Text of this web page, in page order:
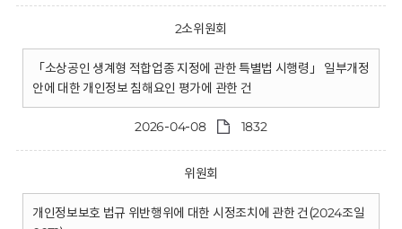
2소위원회
「소상공인 생계형 적합업종 지정에 관한 특별법 시행령」 일부개정
안에 대한 개인정보 침해요인 평가에 관한 건
2026-04-08 1832
위원회
개인정보보호 법규 위반행위에 대한 시정조치에 관한 건(2024조일